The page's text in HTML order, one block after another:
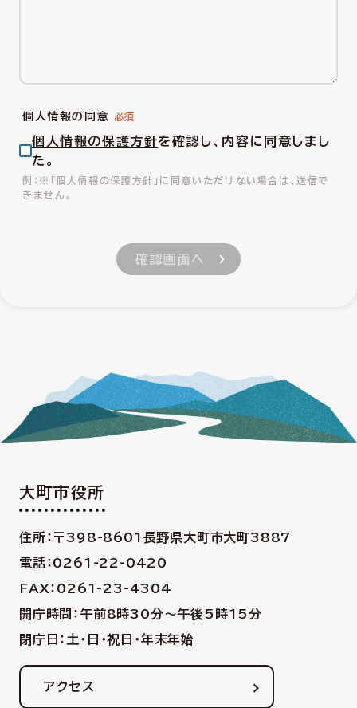
個人情報の同意
個人情報の保護方針を確認し、内容に同意しまし
た。
※「個人情報の保護方針」に同意いただけない場合は、送信で
きません。
大町市役所
住所：〒398-8601 長野県大町市大町3887
電話：0261-22-0420
FAX：0261-23-4304
開庁時間：午前8時30分〜午後5時15分
閉庁日：土・日・祝日・年末年始
アクセス